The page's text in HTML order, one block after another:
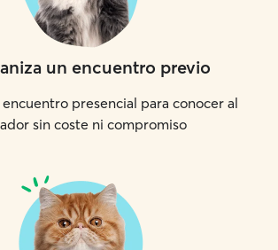
un encuentro previo
presencial para conocer al
sin coste ni compromiso